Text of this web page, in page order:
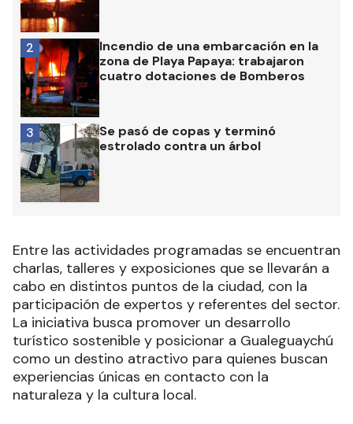
Incendio de una embarcación en la
zona de Playa Papaya: trabajaron
cuatro dotaciones de Bomberos
2
Se pasó de copas y terminó
estrolado contra un árbol
3
Entre las actividades programadas se encuentran
charlas, talleres y exposiciones que se llevarán a
cabo en distintos puntos de la ciudad, con la
participación de expertos y referentes del sector.
La iniciativa busca promover un desarrollo
turístico sostenible y posicionar a Gualeguaychú
como un destino atractivo para quienes buscan
experiencias únicas en contacto con la
naturaleza y la cultura local.